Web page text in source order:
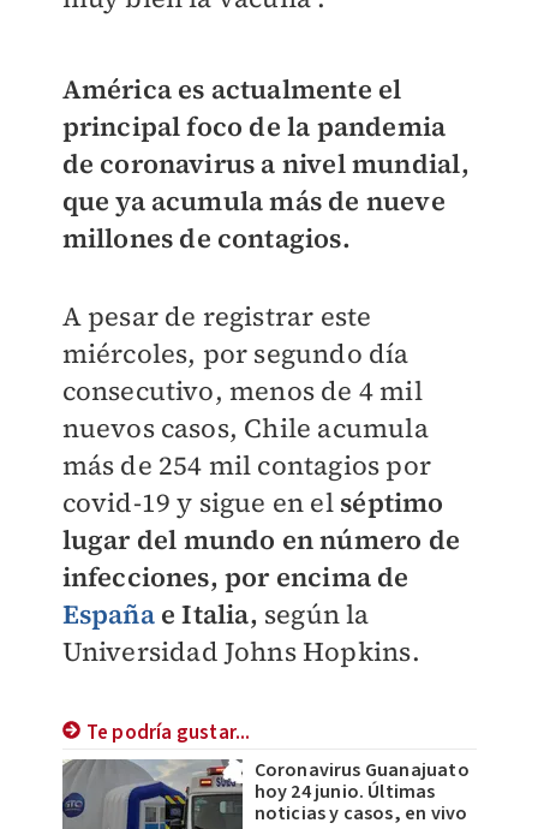
América es actualmente el
principal foco de la pandemia
de coronavirus a nivel mundial,
que ya acumula más de nueve
millones de contagios.
A pesar de registrar este
miércoles, por segundo día
consecutivo, menos de 4 mil
nuevos casos, Chile acumula
más de 254 mil contagios por
covid-19 y sigue en el séptimo
lugar del mundo en número de
infecciones, por encima de
Españae Italia, según la
Universidad Johns Hopkins.
Te podría gustar...
Coronavirus Guanajuato
hoy 24 junio. Últimas
noticias y casos, en vivo